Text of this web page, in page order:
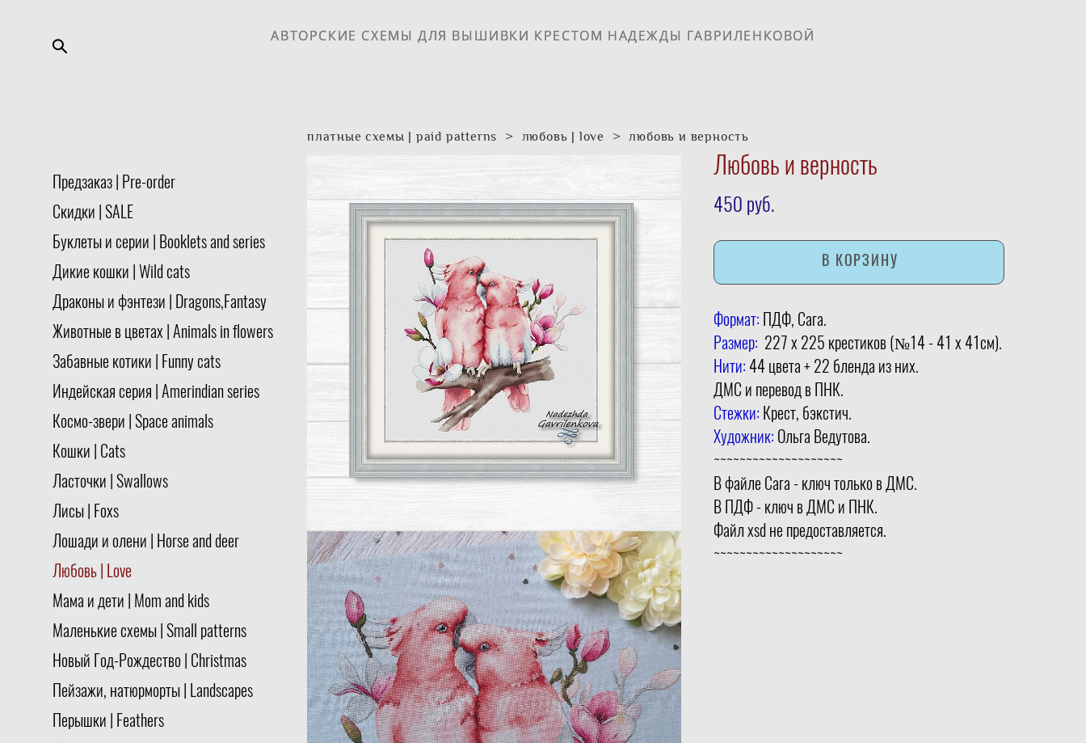
АВТОРСКИЕ СХЕМЫ ДЛЯ ВЫШИВКИ КРЕСТОМ НАДЕЖДЫ ГАВРИЛЕНКОВОЙ
АВТОРСКИЕ СХЕМЫ ДЛЯ ВЫШИВКИ КРЕСТОМ НАДЕЖДЫ ГАВРИЛЕНКОВОЙ
Предзаказ | Pre-order
Скидки | SALE
Буклеты и серии | Booklets and series
Дикие кошки | Wild cats
Драконы и фэнтези | Dragons,Fantasy
Животные в цветах | Animals in flowers
Забавные котики | Funny cats
Индейская серия | Amerindian series
Космо-звери | Space animals
Кошки | Cats
Ласточки | Swallows
Лисы | Foxs
Лошади и олени | Horse and deer
Любовь | Love
Мама и дети | Mom and kids
Маленькие схемы | Small patterns
Новый Год-Рождество | Christmas
Пейзажи, натюрморты | Landscapes
Перышки | Feathers
платные схемы | paid patterns > любовь | love > любовь и верность
Любовь и верность
450 pуб.
В КОРЗИНУ
Формат:
ПДФ, Сага.
Размер: 227 х 225 крестиков (№14 - 41 х 41см).
Нити: 44 цвета + 22 бленда из них.
ДМС и перевод в ПНК.
Стежки: Крест, бэкстич.
Художник: Ольга Ведутова.
~~~~~~~~~~~~~~~~~~~~
В файле Сага - ключ только в ДМС.
В ПДФ - ключ в ДМС и ПНК.
Файл xsd не предоставляется.
~~~~~~~~~~~~~~~~~~~~